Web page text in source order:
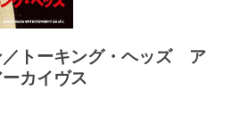
／トーキング・ヘッズ ア
カイヴス